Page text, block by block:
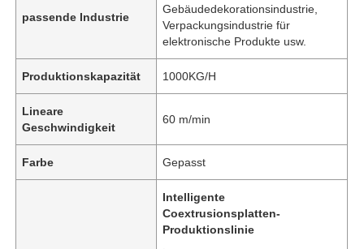
passende Industrie
Gebäudedekorationsindustrie,
Verpackungsindustrie für
elektronische Produkte usw.
Produktionskapazität 1000KG/H
Lineare
Geschwindigkeit
60 m/min
Farbe Gepasst
Intelligente
Coextrusionsplatten-
Produktionslinie